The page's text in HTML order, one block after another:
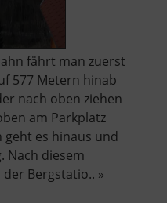
fährt man zuerst
577 Metern hinab
nach oben ziehen
am Parkplatz
es hinaus und
Nach diesem
Bergstatio.. »